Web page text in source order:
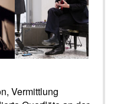
Vermittlung